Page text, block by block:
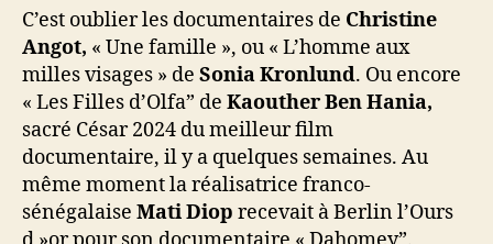
C’est oublier les documentaires de Christine
Angot, « Une famille », ou « L’homme aux
milles visages » de Sonia Kronlund. Ou encore
« Les Filles d’Olfa” de Kaouther Ben Hania,
sacré César 2024 du meilleur film
documentaire, il y a quelques semaines. Au
même moment la réalisatrice franco-
sénégalaise Mati Diop recevait à Berlin l’Ours